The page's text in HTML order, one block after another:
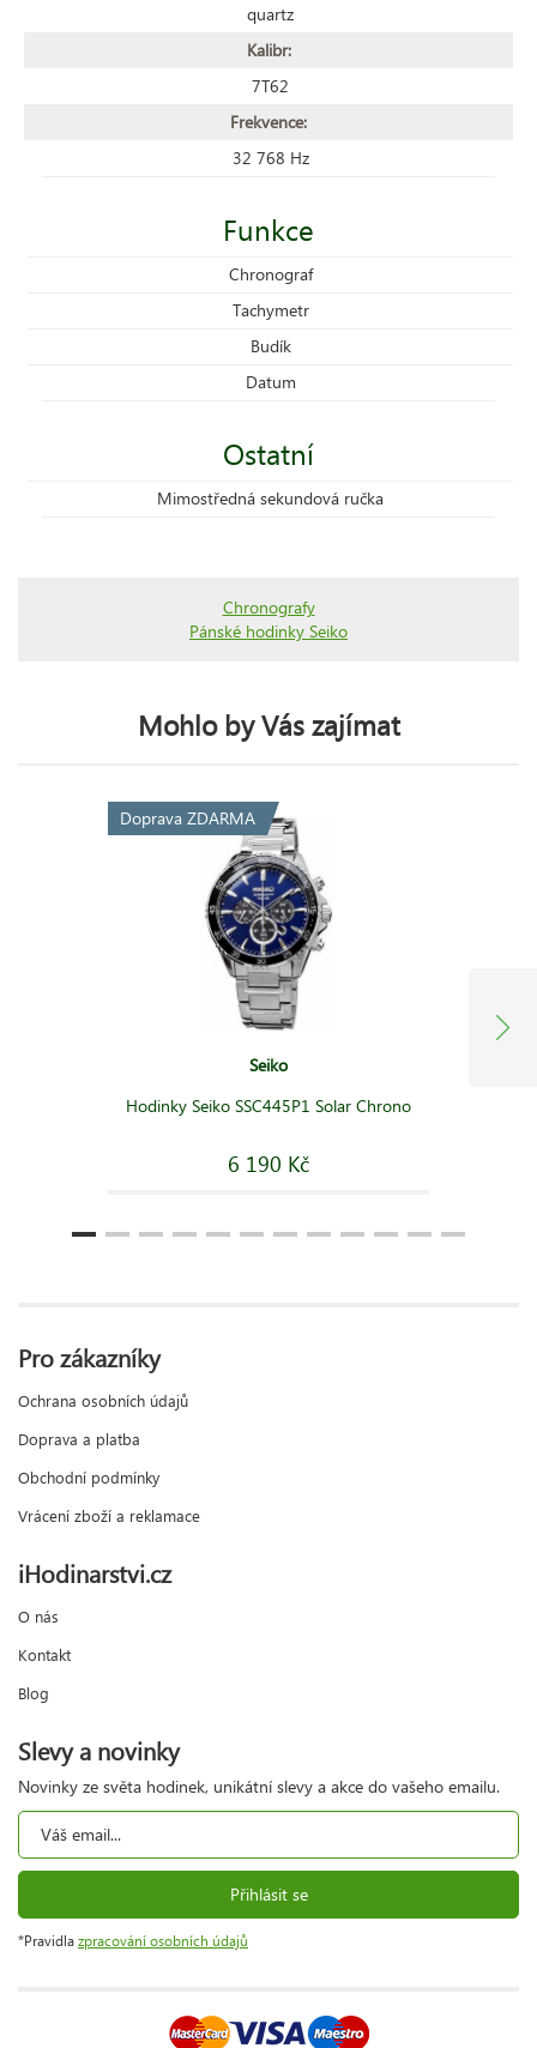
quartz
Kalibr:
7T62
Frekvence:
32 768 Hz
Funkce
Chronograf
Tachymetr
Budík
Datum
Ostatní
Mimostředná sekundová ručka
Chronografy
Pánské hodinky Seiko
Mohlo by Vás zajímat
Doprava ZDARMA
Seiko
Hodinky Seiko SSC445P1 Solar Chrono
6 190 Kč
Pro zákazníky
Ochrana osobních údajů
Doprava a platba
Obchodní podmínky
Vrácení zboží a reklamace
iHodinarstvi.cz
O nás
Kontakt
Blog
Slevy a novinky
Novinky ze světa hodinek, unikátní slevy a akce do vašeho emailu.
Přihlásit se
*Pravidla zpracování osobních údajů